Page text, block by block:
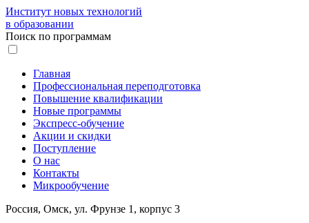
Институт новых технологий
в образовании
Поиск по программам
Главная
Профессиональная переподготовка
Повышение квалификации
Новые программы
Экспресс-обучение
Акции и скидки
Поступление
О нас
Контакты
Микрообучение
Россия, Омск, ул. Фрунзе 1, корпус 3